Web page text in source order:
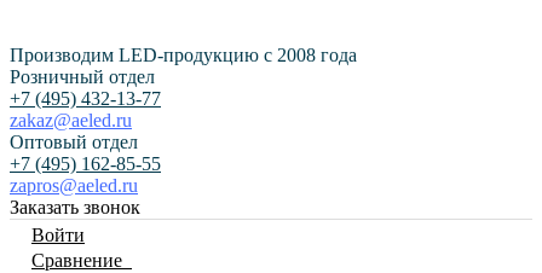
Производим LED-продукцию с 2008 года
Розничный отдел
+7 (495) 432-13-77
zakaz@aeled.ru
Оптовый отдел
+7 (495) 162-85-55
zapros@aeled.ru
Заказать звонок
Войти
Сравнение